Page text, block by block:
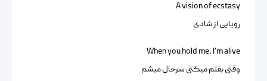
A vision of ecstasy
رویایی از شادی
When you hold me, I’m alive
وقتی بقلم میکنی سرحال میشم